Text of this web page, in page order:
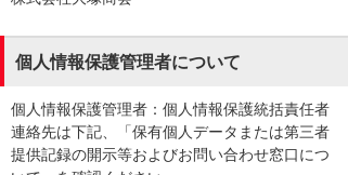
個人情報保護管理者について
個人情報保護管理者：個人情報保護統括責任者
連絡先は下記、「保有個人データまたは第三者
提供記録の開示等およびお問い合わせ窓口につ